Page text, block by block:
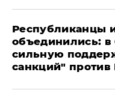
Республиканцы
объединились: в
сильную
санкций" против